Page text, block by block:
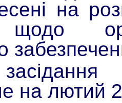
на
на лютий